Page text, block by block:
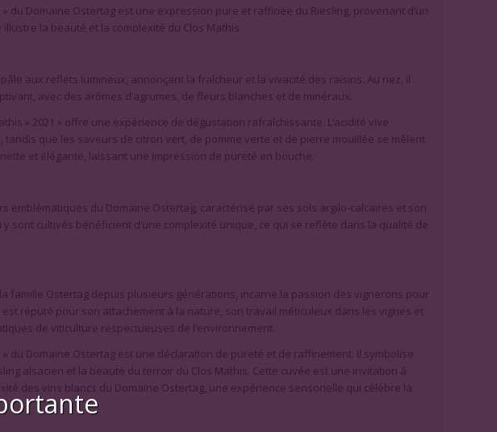
» du Domaine Ostertag est une expression pure et raffinée du Riesling, provenant d’un
illustre la beauté et la complexité du Clos Mathis.
aux reflets lumineux, annonçant la fraîcheur et la vivacité des raisins. Au nez, il
avec des arômes d’agrumes, de fleurs blanches et de minéraux.
» 2021 » offre une expérience de dégustation rafraîchissante. L’acidité vive
que les saveurs de citron vert, de pomme verte et de pierre mouillée se mêlent
et élégante, laissant une impression de pureté en bouche.
emblématiques du Domaine Ostertag, caractérisé par ses sols argilo-calcaires et son
sont cultivés bénéficient d’une complexité unique, ce qui se reflète dans la qualité de
famille Ostertag depuis plusieurs générations, incarne la passion des vignerons pour
réputé pour son attachement à la nature, son travail méticuleux dans les vignes et
de viticulture respectueuses de l’environnement.
» du Domaine Ostertag est une déclaration de pureté et de raffinement. Il symbolise
alsacien et la beauté du terroir du Clos Mathis. Cette cuvée est une invitation à
des vins blancs du Domaine Ostertag, une expérience sensorielle qui célèbre la